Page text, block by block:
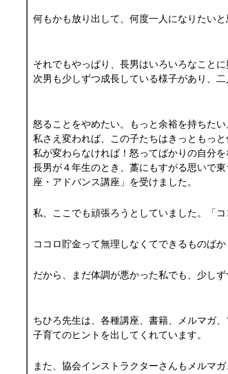
何もかも放り出して、何度一人になりたいと
それでもやっぱり、長男はいろいろなことに
次男も少しずつ成長している様子があり、
怒ることをやめたい。もっと余裕を持ちたい
私さえ変われば、この子たちはきっともっと
私が変わらなければ！怒ってばかりの自分を
長男が４年生のとき、藁にもすがる思いで
座・アドバンス講座」を受けました。
私、ここでも頑張ろうとしていました。「
ココロ貯金って無理しなくてできるものばか
だから、まだ体調が悪かった私でも、少し
ちひろ先生は、各種講座、書籍、メルマガ
子育てのヒントを出してくれています。
また、協会インストラクターさんもメルマ